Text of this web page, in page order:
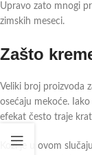
Upravo zato mnogi
zimskih meseci.
Zašto
Veliki broj proizvoda
osećaju mekoće.
efekat često traje
Koži je u ovom